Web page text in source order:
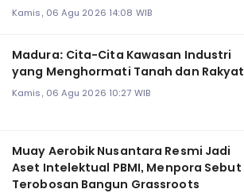
Kamis, 06 Agu 2026 14:08 WIB
Madura: Cita-Cita Kawasan Industri
yang Menghormati Tanah dan Rakyat
Kamis, 06 Agu 2026 10:27 WIB
Muay Aerobik Nusantara Resmi Jadi
Aset Intelektual PBMI, Menpora Sebut
Terobosan Bangun Grassroots